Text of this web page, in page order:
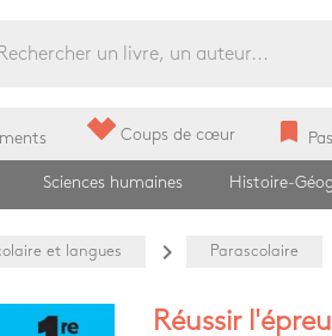
Coups de cœur bookmark
Sciences humaines Histoire-
et langues navigate_next Parascolaire
Réussir